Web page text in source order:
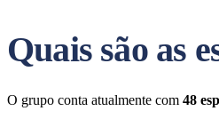
Quais são as
O grupo conta atualmente com 48